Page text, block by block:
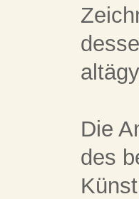
Die
des